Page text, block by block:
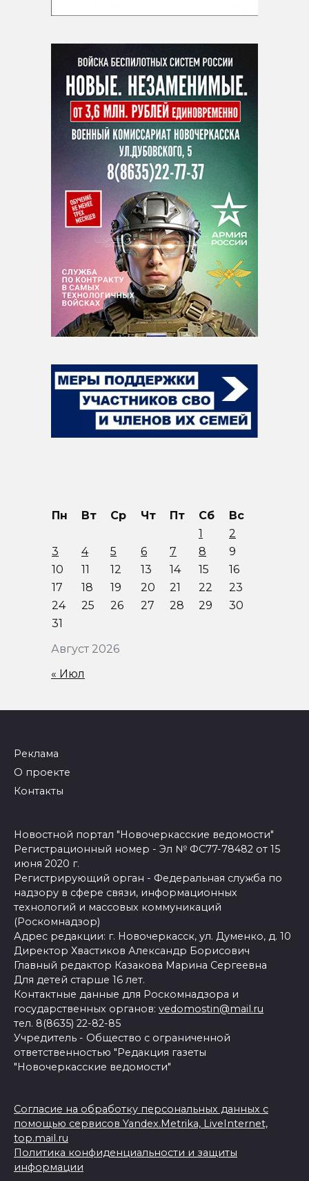
Август 2026
Пн Вт Ср Чт Пт Сб
Вс
1
2
3
4 5 6 7 8
9
10
11 12 13 14 15
16
17
18 19 20 21 22
23
24
25 26 27 28 29
30
31
« Июл
Реклама
О проекте
Контакты
Новостной портал "Новочеркасские ведомости"
Регистрационный номер - Эл № ФС77-78482 от 15
июня 2020 г.
Регистрирующий орган - Федеральная служба по
надзору в сфере связи, информационных
технологий и массовых коммуникаций
(Роскомнадзор)
Адрес редакции: г. Новочеркасск, ул. Думенко, д. 10
Директор Хвастиков Александр Борисович
Главный редактор Казакова Марина Сергеевна
Для детей старше 16 лет.
Контактные данные для Роскомнадзора и
государственных органов: vedomostin@mail.ru
тел. 8(8635) 22-82-85
Учредитель - Общество с ограниченной
ответственностью "Редакция газеты
"Новочеркасские ведомости"
Согласие на обработку персональных данных с
помощью сервисов Yandex.Metrika, LiveInternet,
top.mail.ru
Политика конфиденциальности и защиты
информации